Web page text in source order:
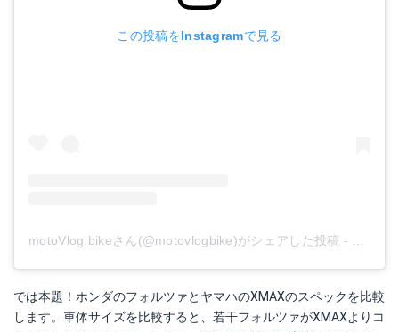
この投稿をInstagramで見る
motoVlog.bikeさん(@motovlogbike)がシェアした投稿 - 2019年
では本題！ホンダのフォルツァとヤマハのXMAXのスペックを比較
します。車体サイズを比較すると、若干フォルツァがXMAXよりコ